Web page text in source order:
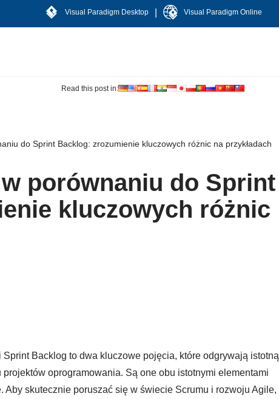
Visual Paradigm Desktop Visual Paradigm Online
Read this post in:
do Sprint Backlog: zrozumienie kluczowych różnic na przykładach
porównaniu do Sprint
kluczowych różnic
Backlog to dwa kluczowe pojęcia, które odgrywają istotną
oprogramowania. Są one obu istotnymi elementami
skutecznie poruszać się w świecie Scrumu i rozwoju Agile,